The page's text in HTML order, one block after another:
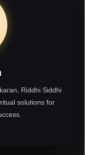
Riddhi Siddhi
solutions for